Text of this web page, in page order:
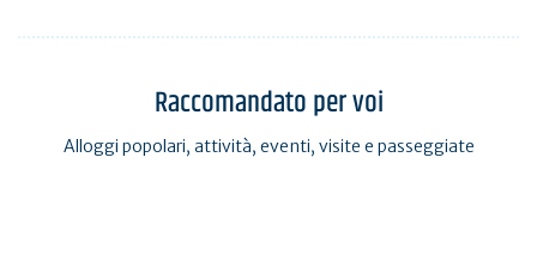
Raccomandato per voi
Alloggi popolari, attività, eventi, visite e passeggiate